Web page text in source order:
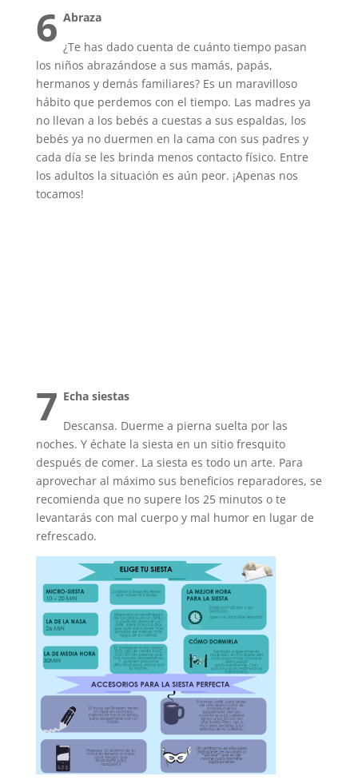
6 Abraza
¿Te has dado cuenta de cuánto tiempo pasan
los niños abrazándose a sus mamás, papás,
hermanos y demás familiares? Es un maravilloso
hábito que perdemos con el tiempo. Las madres ya
no llevan a los bebés a cuestas a sus espaldas, los
bebés ya no duermen en la cama con sus padres y
cada día se les brinda menos contacto físico. Entre
los adultos la situación es aún peor. ¡Apenas nos
tocamos!
7 Echa siestas
Descansa. Duerme a pierna suelta por las
noches. Y échate la siesta en un sitio fresquito
después de comer. La siesta es todo un arte. Para
aprovechar al máximo sus beneficios reparadores, se
recomienda que no supere los 25 minutos o te
levantarás con mal cuerpo y mal humor en lugar de
refrescado.